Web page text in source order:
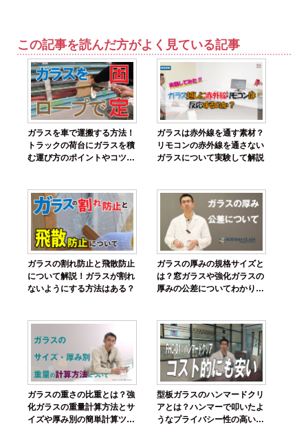
この記事を読んだ方がよく見ている記事
ガラスを車で運搬する方法！
トラックの荷台にガラスを積
む運び方のポイントやコツを
ガラスは赤外線を通す素材？
リモコンの赤外線を通さない
ガラスについて実験して解説
ガラスの割れ防止と飛散防止
について解説！ガラスが割れ
ないようにする方法はある？
ガラスの厚みの規格サイズと
は？窓ガラスや強化ガラスの
厚みの公差についてわかりや
ガラスの重さの比重とは？強
化ガラスの重量計算方法とサ
イズや厚み別の簡単計算ツー
型板ガラスのハンマードクリ
アとは？ハンマーで叩いたよ
うなプライバシー性の高いデ